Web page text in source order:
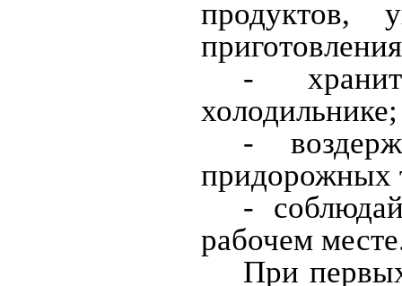
продуктов,
-
холодильнике;
-
придорожных
-
рабочем
При